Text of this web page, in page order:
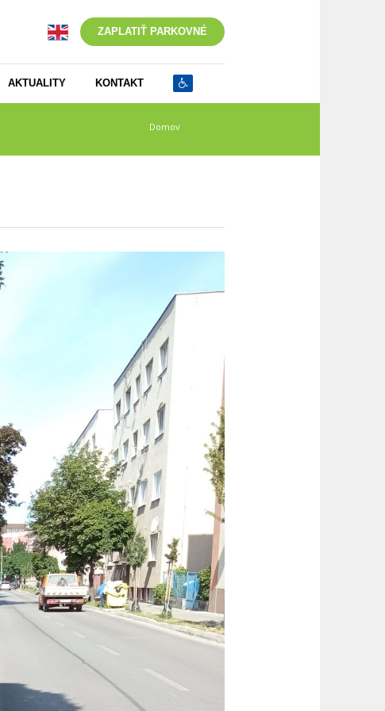
ZAPLATIŤ PARKOVNÉ
AKTUALITY KONTAKT
Domov